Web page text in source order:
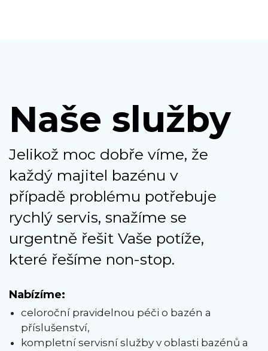
Naše služby
Jelikož moc dobře víme, že
každý majitel bazénu v
případě problému potřebuje
rychlý servis, snažíme se
urgentně řešit Vaše potíže,
které řešíme non-stop.
Nabízíme:
celoroční pravidelnou péči o bazén a
příslušenství,
kompletní servisní služby v oblasti bazénů a